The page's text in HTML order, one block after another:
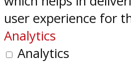
user experience for
Analytics
Analytics